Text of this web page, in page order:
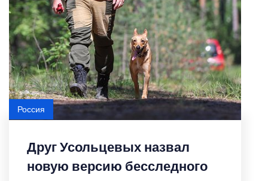
Друг Усольцевых назвал
новую версию бесследного
Россия